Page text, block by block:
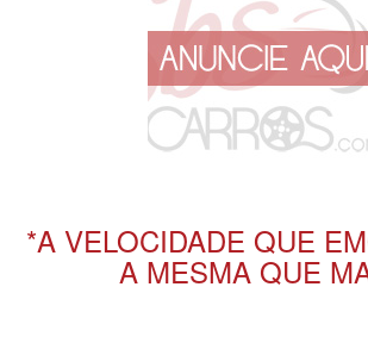
*A VELOCIDADE QUE
A MESMA QUE